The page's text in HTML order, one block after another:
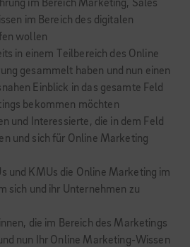
im Bereich Marketing, Sales
im Bereich des digitalen
wollen
in einem Teilbereich des Online
gesammelt haben und nun einen
Einblick in das gesamte Feld
bekommen möchten
und Interessierte, die in dem Feld
und sich für Online Marketing
und KMUs die Online Marketing im
sich und ihr Unternehmen zu
die im Bereich des Marketings
nun Ihr Online Marketing-Wissen